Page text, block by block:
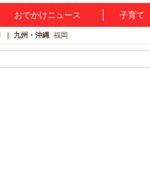
おでかけニュース 子育て
九州・沖縄 福岡